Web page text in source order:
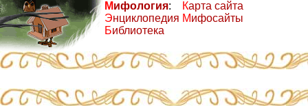
Мифология:
Энциклопедия
Библиотека
Карта сайта
Мифосайты